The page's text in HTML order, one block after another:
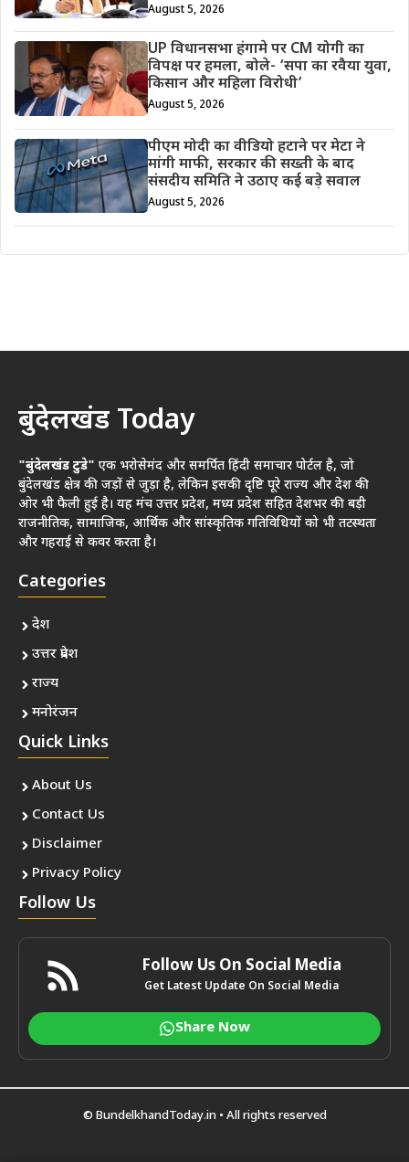
August 5, 2026
UP विधानसभा हंगामे पर CM योगी का
विपक्ष पर हमला, बोले- ‘सपा का रवैया युवा,
किसान और महिला विरोधी’
August 5, 2026
पीएम मोदी का वीडियो हटाने पर मेटा ने
मांगी माफी, सरकार की सख्ती के बाद
संसदीय समिति ने उठाए कई बड़े सवाल
August 5, 2026
बुंदेलखंड Today
"बुंदेलखंड टुडे" एक भरोसेमंद और समर्पित हिंदी समाचार पोर्टल है, जो
बुंदेलखंड क्षेत्र की जड़ों से जुड़ा है, लेकिन इसकी दृष्टि पूरे राज्य और देश की
ओर भी फैली हुई है। यह मंच उत्तर प्रदेश, मध्य प्रदेश सहित देशभर की बड़ी
राजनीतिक, सामाजिक, आर्थिक और सांस्कृतिक गतिविधियों को भी तटस्थता
और गहराई से कवर करता है।
Categories
देश
उत्तर प्रदेश
राज्य
मनोरंजन
Quick Links
About Us
Contact Us
Disclaimer
Privacy Policy
Follow Us
Follow Us On Social Media
Get Latest Update On Social Media
Share Now
© BundelkhandToday.in • All rights reserved